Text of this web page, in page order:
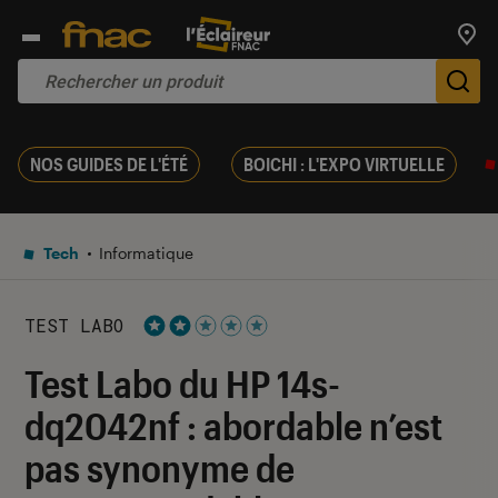
NOS GUIDES DE L'ÉTÉ BOICHI : L'EXPO VIRTUELLE
Tech Informatique
TEST LABO
Test Labo du HP 14s-
dq2042nf : abordable n’est
pas synonyme de